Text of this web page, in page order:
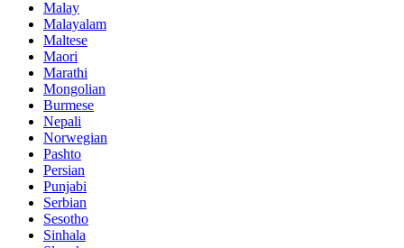
Malay
Malayalam
Maltese
Maori
Marathi
Mongolian
Burmese
Nepali
Norwegian
Pashto
Persian
Punjabi
Serbian
Sesotho
Sinhala